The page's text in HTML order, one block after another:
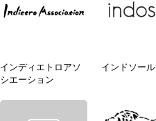
インディエトロアソ
シエーション
インドソール